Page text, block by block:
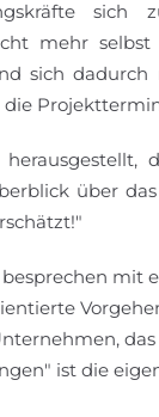
sich
mehr
sich
über
mit
ist die